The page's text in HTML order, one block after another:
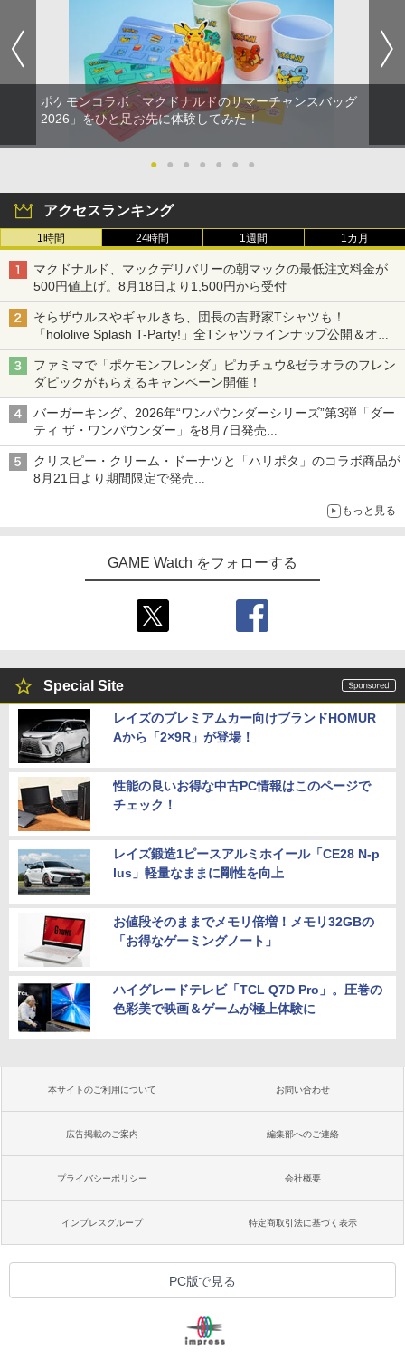
ポケモンコラボ「マクドナルドのサマーチャンスバッグ
2026」をひと足お先に体験してみた！
● ● ● ● ● ● ●
アクセスランキング
1時間 24時間 1週間 1カ月
マクドナルド、マックデリバリーの朝マックの最低注文料金が
500円値上げ。8月18日より1,500円から受付
そらザウルスやギャルきち、団長の吉野家Tシャツも！
「hololive Splash T-Party!」全Tシャツラインナップ公開＆オン
ライン販売開始
ファミマで「ポケモンフレンダ」ピカチュウ&ゼラオラのフレン
ダピックがもらえるキャンペーン開催！
バーガーキング、2026年“ワンパウンダーシリーズ”第3弾「ダー
ティ ザ・ワンパウンダー」を8月7日発売
「特製ガーリックマヨソース」を使用した超大型チーズバーガー
クリスピー・クリーム・ドーナツと「ハリポタ」のコラボ商品が
8月21日より期間限定で発売
もっと見る
GAME Watch をフォローする
Special Site
レイズのプレミアムカー向けブランドHOMUR
Aから「2×9R」が登場！
性能の良いお得な中古PC情報はこのページで
チェック！
レイズ鍛造1ピースアルミホイール「CE28 N-p
lus」軽量なままに剛性を向上
お値段そのままでメモリ倍増！メモリ32GBの
「お得なゲーミングノート」
ハイグレードテレビ「TCL Q7D Pro」。圧巻の
色彩美で映画＆ゲームが極上体験に
本サイトのご利用について お問い合わせ
広告掲載のご案内 編集部へのご連絡
プライバシーポリシー 会社概要
インプレスグループ 特定商取引法に基づく表示
PC版で見る